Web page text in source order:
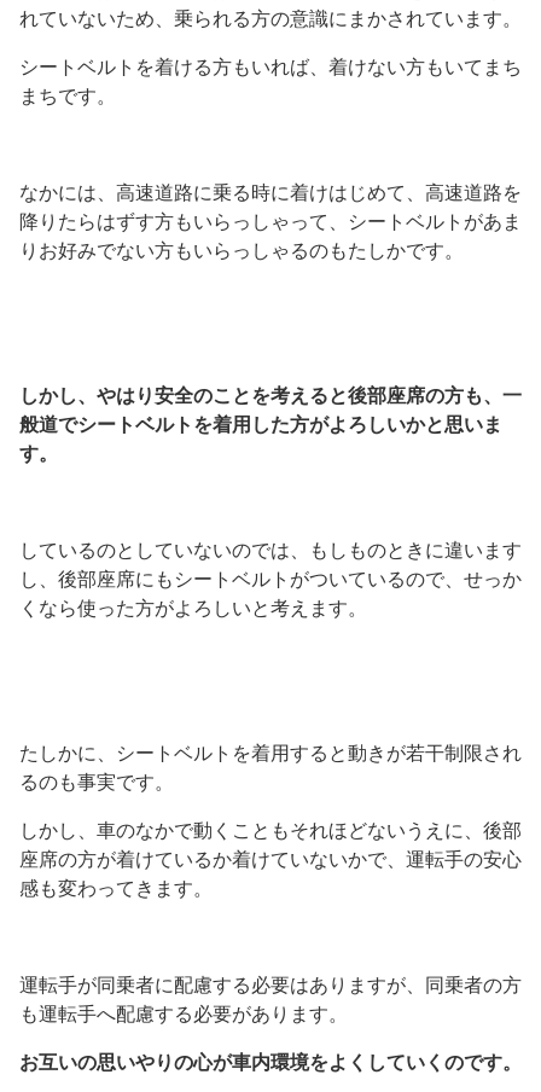
れていないため、乗られる方の意識にまかされています。
シートベルトを着ける方もいれば、着けない方もいてまち
まちです。
なかには、高速道路に乗る時に着けはじめて、高速道路を
降りたらはずす方もいらっしゃって、シートベルトがあま
りお好みでない方もいらっしゃるのもたしかです。
しかし、やはり安全のことを考えると後部座席の方も、一
般道でシートベルトを着用した方がよろしいかと思いま
す。
しているのとしていないのでは、もしものときに違います
し、後部座席にもシートベルトがついているので、せっか
くなら使った方がよろしいと考えます。
たしかに、シートベルトを着用すると動きが若干制限され
るのも事実です。
しかし、車のなかで動くこともそれほどないうえに、後部
座席の方が着けているか着けていないかで、運転手の安心
感も変わってきます。
運転手が同乗者に配慮する必要はありますが、同乗者の方
も運転手へ配慮する必要があります。
お互いの思いやりの心が車内環境をよくしていくのです。